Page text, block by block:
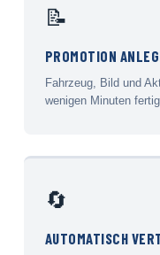
📝
PROMOTION
Fahrzeug, Bild und
wenigen Minuten
🔄
AUTOMATISCH